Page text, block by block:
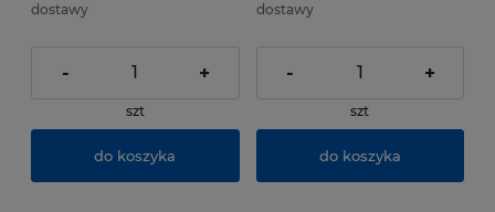
dostawy
- +
szt
do koszyka
dostawy
- +
szt
do koszyka